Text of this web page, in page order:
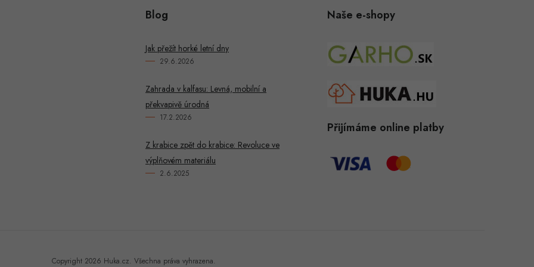
Blog
Jak přežít horké letní dny
29.6.2026
Zahrada v kalfasu: Levná, mobilní a
překvapivě úrodná
17.2.2026
Z krabice zpět do krabice: Revoluce ve
výplňovém materiálu
2.6.2025
Naše e-shopy
Přijímáme online platby
Copyright 2026 Huka.cz. Všechna práva vyhrazena.